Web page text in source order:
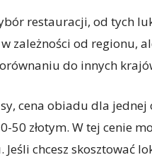
restauracji, od tych
zależności od regionu,
do innych
cena obiadu dla jednej
50 złotym. W tej cenie
chcesz skosztować